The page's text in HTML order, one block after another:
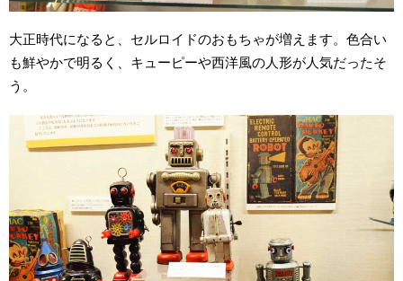
大正時代になると、セルロイドのおもちゃが増えます。色合い
も鮮やかで明るく、キューピーや西洋風の人形が人気だったそ
う。